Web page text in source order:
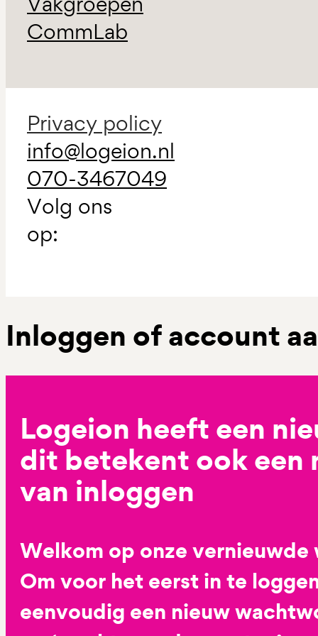
CommLab
Privacy policy
info@logeion.nl
070-3467049
Volg ons
op:
Inloggen of account
Logeion heeft een
dit betekent ook een
van inloggen
Welkom op onze vernieuwde
Om voor het eerst in te
eenvoudig een nieuw